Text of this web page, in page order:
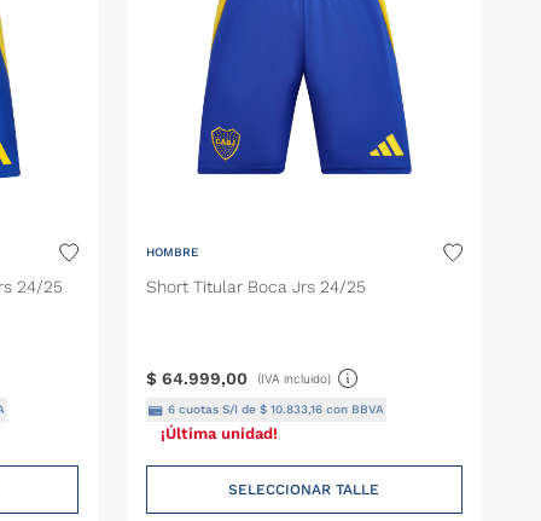
24/25
HOMBRE
Short Titular Boca Jrs 24/25
$ 64.999,00 (IVA incluido)
6 cuotas S/I de$ 10.833,16 con BBVA
¡Última unidad!
SELECCIONAR TALLE